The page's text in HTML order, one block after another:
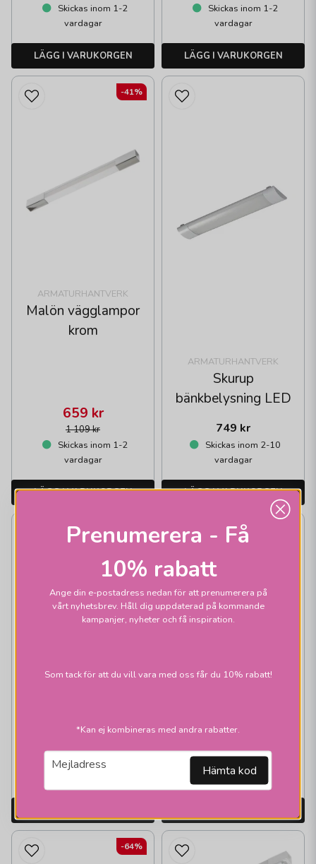
Skickas inom 1-2
vardagar
LÄGG I VARUKORGEN
Skickas inom 1-2
vardagar
LÄGG I VARUKORGEN
ARMATURHANTVERK
Malön vägglampor
krom
1 109 kr
659 kr
Skickas inom 1-2
vardagar
LÄGG I VARUKORGEN
-41%
ARMATURHANTVERK
Skurup
bänkbelysning LED
749 kr
Skickas inom 2-10
vardagar
LÄGG I VARUKORGEN
LinearLED 30cm
399 kr
Skickas inom 1-2
LinearLED 20cm
349 kr
Skickas inom 1-2
vardagar
-64%
Prenumerera - Få
10% rabatt
Ange din e-postadress nedan för att prenumerera på
vårt nyhetsbrev. Håll dig uppdaterad på kommande
kampanjer, nyheter och få inspiration.
Som tack för att du vill vara med oss får du 10% rabatt!
*Kan ej kombineras med andra rabatter.
email
Mejladress Hämta kod